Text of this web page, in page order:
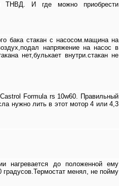
ТНВД. И где можно приобрести
бака стакан с насосом.мащина на
напряжение на насос в
нет,булькает внутри.стакан не
Formula rs 10w60. Правильный
нужно лить в этот мотор 4 или 4,3
нагревается до положенной ему
градусов.Термостат менял, не пойму